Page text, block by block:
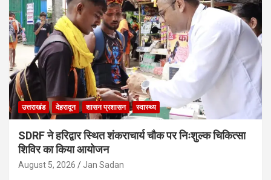
उत्तराखंड देहरादून शासन प्रशासन स्वास्थ्य
SDRF ने हरिद्वार स्थित शंकराचार्य चौक पर निःशुल्क चिकित्सा
शिविर का किया आयोजन
August 5, 2026 Jan Sadan